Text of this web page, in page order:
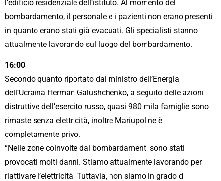
l’edificio residenziale dell’istituto. Al momento del
bombardamento, il personale e i pazienti non erano presenti
in quanto erano stati già evacuati. Gli specialisti stanno
attualmente lavorando sul luogo del bombardamento.
16:00
Secondo quanto riportato dal ministro dell’Energia
dell’Ucraina Herman Galushchenko, a seguito delle azioni
distruttive dell’esercito russo, quasi 980 mila famiglie sono
rimaste senza elettricità, inoltre Mariupol ne è
completamente privo.
“Nelle zone coinvolte dai bombardamenti sono stati
provocati molti danni. Stiamo attualmente lavorando per
riattivare l’elettricità. Tuttavia, non siamo in grado di